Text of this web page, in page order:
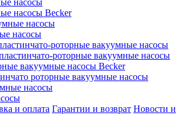
насосы
насосы Becker
насосы
насосы
роторные вакуумные насосы
роторные вакуумные насосы
вакуумные насосы Becker
роторные вакуумные насосы
насосы
и оплата Гарантии и возврат Новости и